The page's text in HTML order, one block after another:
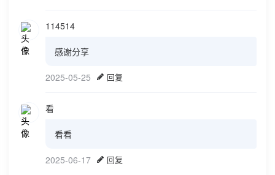
114514
感谢分享
2025-05-25 回复
看
看看
2025-06-17 回复